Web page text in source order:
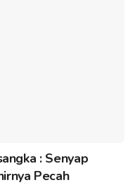
: Senyap
Pecah